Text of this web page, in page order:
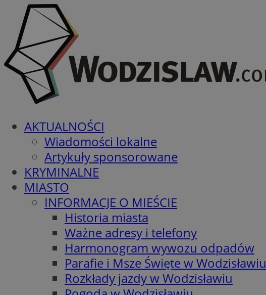
AKTUALNOŚCI
Wiadomości lokalne
Artykuły sponsorowane
KRYMINALNE
MIASTO
INFORMACJE O MIEŚCIE
Historia miasta
Ważne adresy i telefony
Harmonogram wywozu odpadów
Parafie i Msze Święte w Wodzisławiu
Rozkłady jazdy w Wodzisławiu